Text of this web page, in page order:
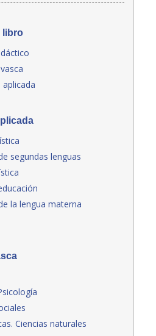
libro
aplicada
segundas lenguas
la lengua materna
Ciencias naturales